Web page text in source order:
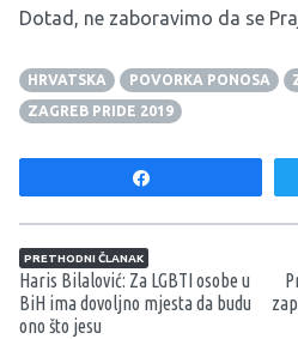
Dotad, ne zaboravimo da se
HRVATSKA POVORKA PONOSA
ZAGREB PRIDE 2019
Navigacija članaka
PRETHODNI ČLANAK
Haris Bilalović: Za LGBTI osobe u
BiH ima dovoljno mjesta da budu
ono što jesu